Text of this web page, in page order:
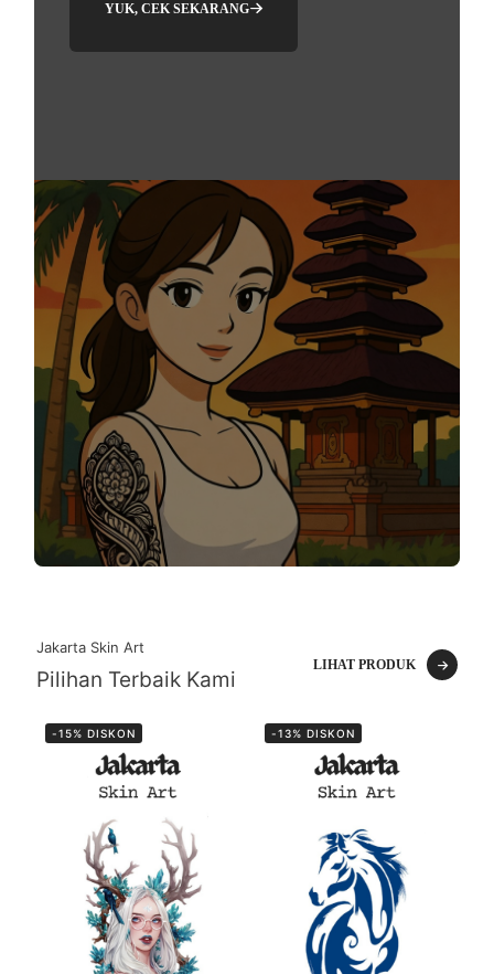
YUK, CEK SEKARANG
Jakarta Skin Art
Pilihan Terbaik Kami
LIHAT PRODUK
-15% DISKON -13% DISKON